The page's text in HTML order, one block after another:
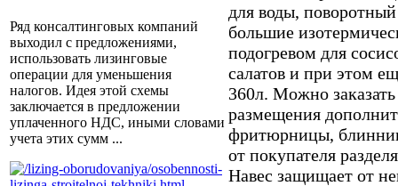
Ряд консалтинговых компаний
выходил с предложениями,
использовать лизинговые
операции для уменьшения
налогов. Идея этой схемы
заключается в предложении
уплаченного НДС, иными словами
учета этих сумм ...
для воды,
большие
подогревом для
салатов и при этом
360л. Можно
размещения
фритюрницы,
от покупателя
Навес защищает от